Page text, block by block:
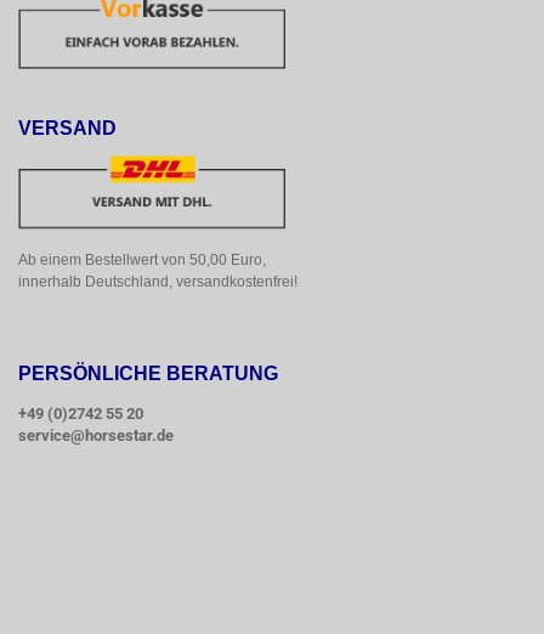
VERSAND
Ab einem Bestellwert von 50,00 Euro,
innerhalb Deutschland, versandkostenfrei!
PERSÖNLICHE BERATUNG
+49 (0)2742 55 20
service@horsestar.de